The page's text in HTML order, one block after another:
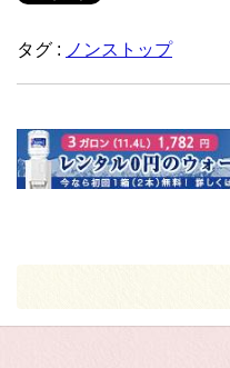
タグ : ノンストップ